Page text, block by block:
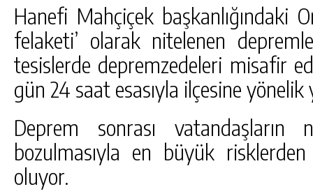
Hanefi Mahçiçek başkanlığındaki
felaketi’ olarak nitelenen
tesislerde depremzedeleri misafir
gün 24 saat esasıyla ilçesine
Deprem sonrası vatandaşların
bozulmasıyla en büyük
oluyor.
GÜNLÜK HABER AKIŞI
GÖKSUN HAFIZLIK KIZ KUR’AN KURSU
ÖĞRENCILERINE DARENDE GEZISI.